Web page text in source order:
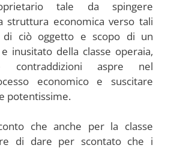
tale da spingere
struttura economica verso tali
ciò oggetto e scopo di un
inusitato della classe operaia,
contraddizioni aspre nel
economico e suscitare
potentissime.
che anche per la classe
di dare per scontato che i